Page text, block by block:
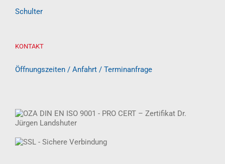
Schulter
KONTAKT
Öffnungszeiten / Anfahrt / Terminanfrage